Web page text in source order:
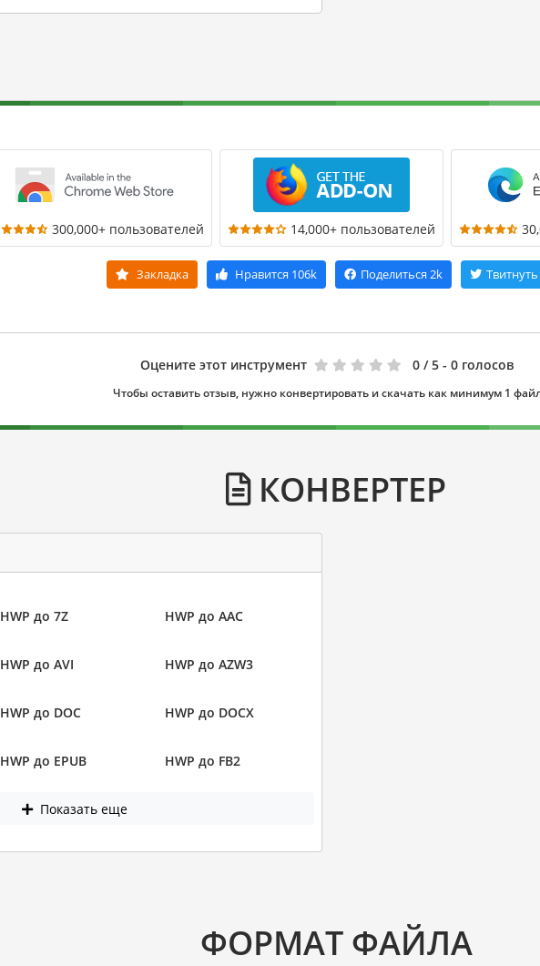
300,000+ пользователей 14,000+ пользователей
Закладка Нравится 106k Поделиться 2k Твитнуть
Оцените этот инструмент 0 / 5 - 0 голосов
Чтобы оставить отзыв, нужно конвертировать и скачать как минимум 1
КОНВЕРТЕР
HWP до 7Z HWP до AAC
HWP до AVI HWP до AZW3
HWP до DOC HWP до DOCX
HWP до EPUB HWP до FB2
Показать еще
ФОРМАТ ФАЙЛА